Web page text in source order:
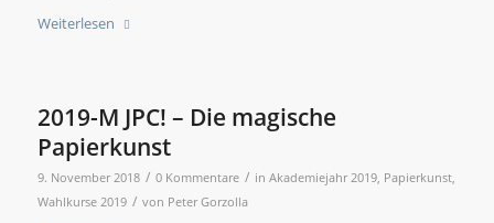
Weiterlesen
2019-M JPC! – Die magische
Papierkunst
9. November 2018 / 0 Kommentare / in Akademiejahr 2019, Papierkunst,
Wahlkurse 2019 / von Peter Gorzolla